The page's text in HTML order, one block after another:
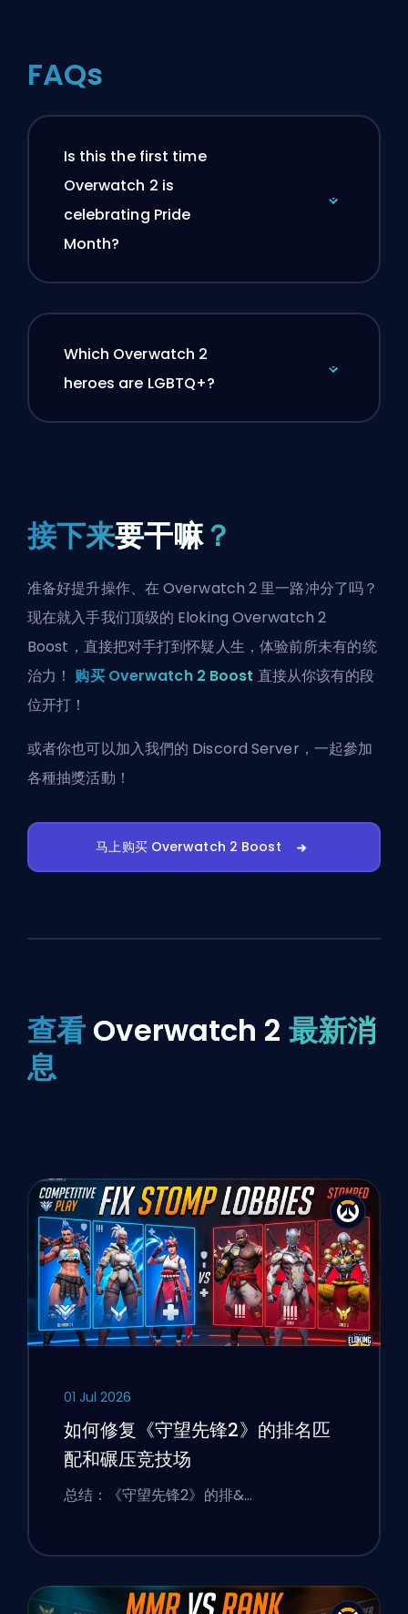
FAQs
Is this the first time
Overwatch 2 is
celebrating Pride
Month?
Which Overwatch 2
heroes are LGBTQ+?
接下来要干嘛？
准备好提升操作、在 Overwatch 2 里一路冲分了吗？
现在就入手我们顶级的 Eloking Overwatch 2
Boost，直接把对手打到怀疑人生，体验前所未有的统
治力！购买 Overwatch 2 Boost 直接从你该有的段
位开打！
或者你也可以加入我們的 Discord Server ，一起參加
各種抽獎活動！
马上购买 Overwatch 2 Boost
查看 Overwatch 2 最新消
息
01 Jul 2026
如何修复《守望先锋2》的排名匹
配和碾压竞技场
总结：《守望先锋2》的排&…